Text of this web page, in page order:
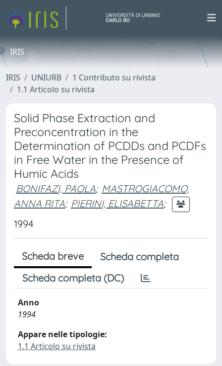
IRIS
IRIS UNIURB
1 Contributo su rivista
1.1 Articolo su rivista
Solid Phase Extraction and
Preconcentration in the
Determination of PCDDs and PCDFs
in Free Water in the Presence of
Humic Acids
BONIFAZI, PAOLA; MASTROGIACOMO,
ANNA RITA; PIERINI, ELISABETTA;
1994
Scheda breve
Scheda completa
Scheda completa (DC)
Anno
1994
Appare nelle tipologie:
1.1 Articolo su rivista